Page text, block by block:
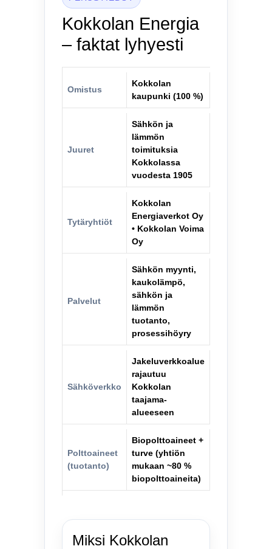
Kokkolan Energia
– faktat lyhyesti
Omistus
Kokkolan
kaupunki (100 %)
Juuret
Sähkön ja
lämmön
toimituksia
Kokkolassa
vuodesta 1905
Tytäryhtiöt
Kokkolan
Energiaverkot Oy
• Kokkolan Voima
Oy
Palvelut
Sähkön myynti,
kaukolämpö,
sähkön ja
lämmön
tuotanto,
prosessihöyry
Sähköverkko
Jakeluverkkoalue
rajautuu
Kokkolan
taajama-
alueeseen
Polttoaineet
(tuotanto)
Biopolttoaineet +
turve (yhtiön
mukaan ~80 %
biopolttoaineita)
Miksi Kokkolan